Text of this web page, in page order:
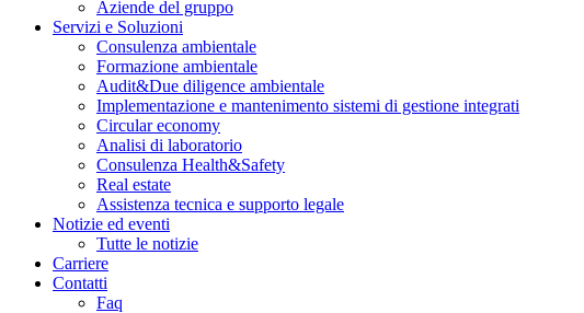
Aziende del gruppo
Servizi e Soluzioni
Consulenza ambientale
Formazione ambientale
Audit&Due diligence ambientale
Implementazione e mantenimento sistemi di gestione integrati
Circular economy
Analisi di laboratorio
Consulenza Health&Safety
Real estate
Assistenza tecnica e supporto legale
Notizie ed eventi
Tutte le notizie
Carriere
Contatti
Faq